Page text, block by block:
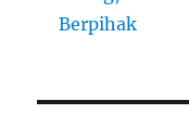
Berpihak